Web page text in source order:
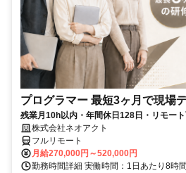
プログラマー 最短3ヶ月で現場
残業月10h以内・年間休日128日・リモー
株式会社ネオアクト
フルリモート
月給270,000円～520,000円
勤務時間詳細 実働時間：1日あたり8時